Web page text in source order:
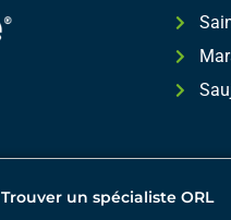
Trouver un spécialiste ORL